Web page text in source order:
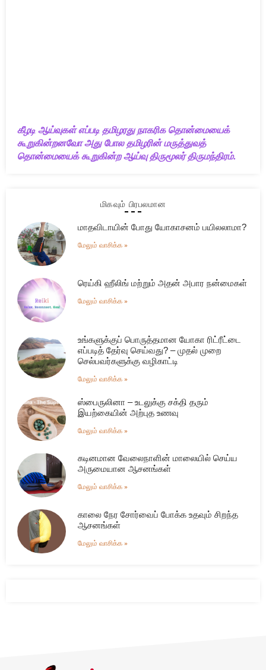
கீழடி ஆய்வுகள் எப்படி தமிழரது நாகரிக தொன்மையைக்
கூறுகின்றனவோ அது போல தமிழரின் மருத்துவத்
தொன்மையைக் கூறுகின்ற ஆய்வு திருமூலர் திருமந்திரம்.
மிகவும் பிரபலமான
மாதவிடாயின் போது யோகாசனம் பயிலலாமா?
மேலும் வாசிக்க »
ரெய்கி ஹீலிங் மற்றும் அதன் அபார நன்மைகள்
மேலும் வாசிக்க »
உங்களுக்குப் பொருத்தமான யோகா ரிட்ரீட்டை
எப்படித் தேர்வு செய்வது? – முதல் முறை
செல்பவர்களுக்கு வழிகாட்டி
மேலும் வாசிக்க »
ஸ்பைருலினா – உடலுக்கு சக்தி தரும்
இயற்கையின் அற்புத உணவு
மேலும் வாசிக்க »
கடினமான வேலைநாளின் மாலையில் செய்ய
அருமையான ஆசனங்கள்
மேலும் வாசிக்க »
காலை நேர சோர்வைப் போக்க உதவும் சிறந்த
ஆசனங்கள்
மேலும் வாசிக்க »